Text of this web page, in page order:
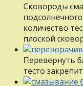
Сковороды
количество
плоской
Перевернуть
тесто